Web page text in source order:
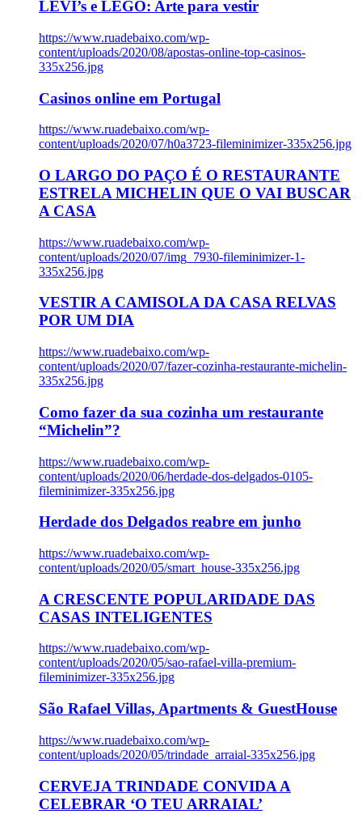
LEVI’s e LEGO: Arte para vestir
https://www.ruadebaixo.com/wp-
content/uploads/2020/08/apostas-online-top-casinos-
335x256.jpg
Casinos online em Portugal
https://www.ruadebaixo.com/wp-
content/uploads/2020/07/h0a3723-fileminimizer-335x256.jpg
O LARGO DO PAÇO É O RESTAURANTE
ESTRELA MICHELIN QUE O VAI BUSCAR
A CASA
https://www.ruadebaixo.com/wp-
content/uploads/2020/07/img_7930-fileminimizer-1-
335x256.jpg
VESTIR A CAMISOLA DA CASA RELVAS
POR UM DIA
https://www.ruadebaixo.com/wp-
content/uploads/2020/07/fazer-cozinha-restaurante-michelin-
335x256.jpg
Como fazer da sua cozinha um restaurante
“Michelin”?
https://www.ruadebaixo.com/wp-
content/uploads/2020/06/herdade-dos-delgados-0105-
fileminimizer-335x256.jpg
Herdade dos Delgados reabre em junho
https://www.ruadebaixo.com/wp-
content/uploads/2020/05/smart_house-335x256.jpg
A CRESCENTE POPULARIDADE DAS
CASAS INTELIGENTES
https://www.ruadebaixo.com/wp-
content/uploads/2020/05/sao-rafael-villa-premium-
fileminimizer-335x256.jpg
São Rafael Villas, Apartments & GuestHouse
https://www.ruadebaixo.com/wp-
content/uploads/2020/05/trindade_arraial-335x256.jpg
CERVEJA TRINDADE CONVIDA A
CELEBRAR ‘O TEU ARRAIAL’